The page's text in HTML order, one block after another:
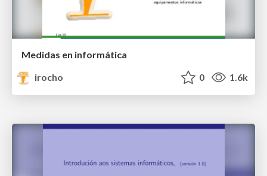
Medidas en informática
irocho
0 1.6k